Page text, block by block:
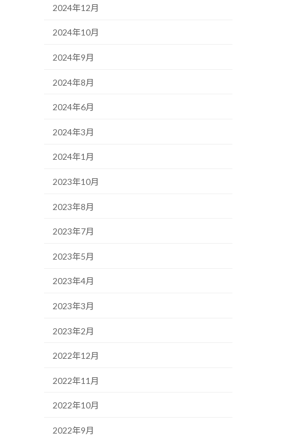
2024年12月
2024年10月
2024年9月
2024年8月
2024年6月
2024年3月
2024年1月
2023年10月
2023年8月
2023年7月
2023年5月
2023年4月
2023年3月
2023年2月
2022年12月
2022年11月
2022年10月
2022年9月